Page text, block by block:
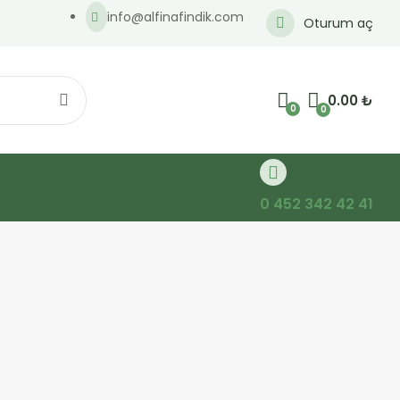
info@alfinafindik.com Oturum aç
0 00.00₺
0 452 342 42 41